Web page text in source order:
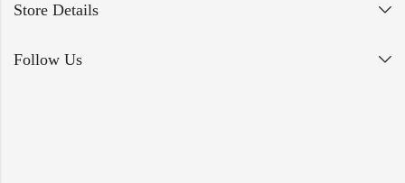
Store Details
Follow Us